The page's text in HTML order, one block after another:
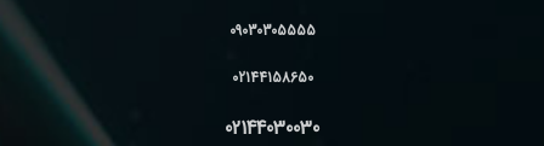
09030305555
02144158650
02144030030